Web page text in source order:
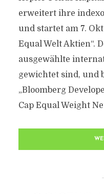
erweitert ihre
und startet am 7.
Equal Welt Aktien“.
ausgewählte
gewichtet sind, und
„Bloomberg
Cap Equal Weight